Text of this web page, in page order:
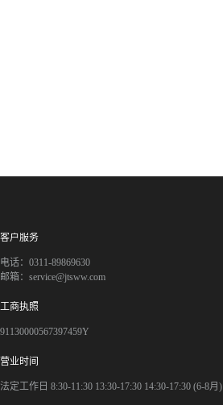
客户服务
电话：0311-89869630
邮箱：service@jtsww.com
工商执照
91130000567397459Y
营业时间
法定工作日 8:30-11:30 13:30-17:30 14:30-17:30 (6-8月)